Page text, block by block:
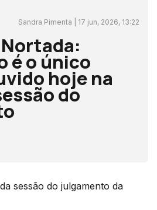
Sandra Pimenta | 17 jun, 2026, 13:22
é o único
hoje na
do
sessão do julgamento da